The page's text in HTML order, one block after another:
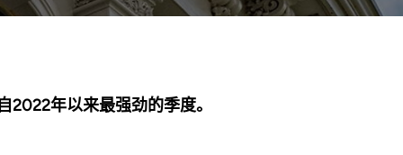
年以来最强劲的季度。